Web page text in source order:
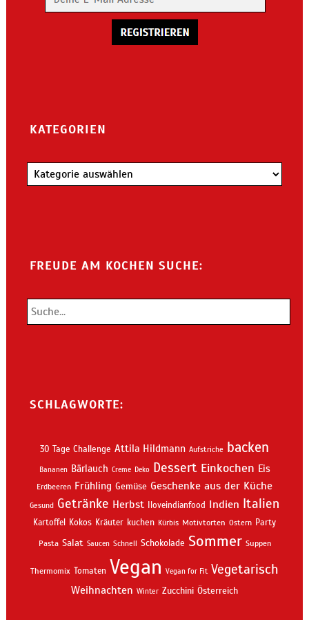
KATEGORIEN
Kategorien
FREUDE AM KOCHEN SUCHE:
SCHLAGWORTE:
30 Tage Challenge Attila Hildmann Aufstriche backen
Bananen Bärlauch Creme Deko Dessert Einkochen Eis
Erdbeeren Frühling Gemüse Geschenke aus der Küche
Gesund Getränke Herbst Iloveindianfood Indien Italien
Kartoffel Kokos Kräuter kuchen Kürbis Motivtorten Ostern Party
Pasta Salat Saucen Schnell Schokolade Sommer Suppen
Thermomix Tomaten Vegan Vegan for Fit Vegetarisch
Weihnachten Winter Zucchini Österreich